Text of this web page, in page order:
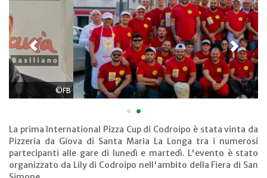
• •
La prima International Pizza Cup di Codroipo è stata vinta da
Pizzeria da Giova di Santa Maria La Longa tra i numerosi
partecipanti alle gare di lunedì e martedì. L'evento è stato
organizzato da Lily di Codroipo nell'ambito della Fiera di San